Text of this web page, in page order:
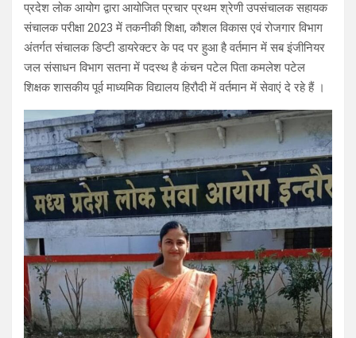
प्रदेश लोक आयोग द्वारा आयोजित प्रचार प्रथम श्रेणी उपसंचालक सहायक
संचालक परीक्षा 2023 में तकनीकी शिक्षा, कौशल विकास एवं रोजगार विभाग
अंतर्गत संचालक डिप्टी डायरेक्टर के पद पर हुआ है वर्तमान में सब इंजीनियर
जल संसाधन विभाग सतना में पदस्थ है कंचन पटेल पिता कमलेश पटेल
शिक्षक शासकीय पूर्व माध्यमिक विद्यालय हिरौदी में वर्तमान में सेवाएं दे रहे हैं ।